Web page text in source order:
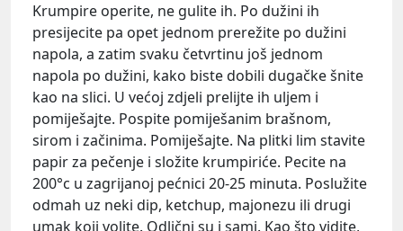
Krumpire operite, ne gulite ih. Po dužini ih
presijecite pa opet jednom prerežite po dužini
napola, a zatim svaku četvrtinu još jednom
napola po dužini, kako biste dobili dugačke šnite
kao na slici. U većoj zdjeli prelijte ih uljem i
pomiješajte. Pospite pomiješanim brašnom,
sirom i začinima. Pomiješajte. Na plitki lim stavite
papir za pečenje i složite krumpiriće. Pecite na
200°c u zagrijanoj pećnici 20-25 minuta. Poslužite
odmah uz neki dip, ketchup, majonezu ili drugi
umak koji volite. Odlični su i sami. Kao što vidite,